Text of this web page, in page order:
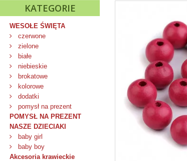
KATEGORIE
WESOŁE ŚWIĘTA
czerwone
zielone
białe
niebieskie
brokatowe
kolorowe
dodatki
pomysł na prezent
POMYSŁ NA PREZENT
NASZE DZIECIAKI
baby girl
baby boy
Akcesoria krawieckie